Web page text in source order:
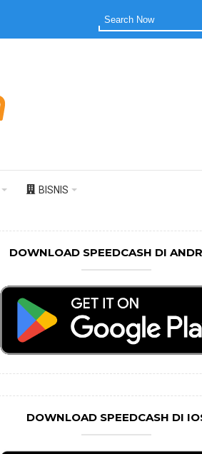
BISNIS
DOWNLOAD SPEEDCASH DI
DOWNLOAD SPEEDCASH DI